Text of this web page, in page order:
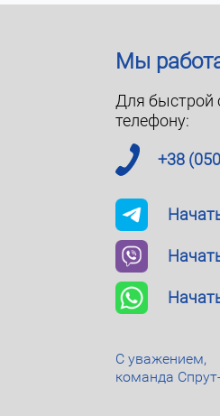
качества соединений.
0
+38 (044) 360 75
Мы
Для быстрой
телефону:
+38
С уважением,
команда